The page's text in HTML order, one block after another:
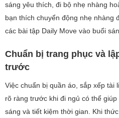
sáng yêu thích, đi bộ nhẹ nhàng
bạn thích chuyển động nhẹ nhàng
các bài tập Daily Move vào buổi
Chuẩn bị trang phục và
trước
Việc chuẩn bị quần áo, sắp xếp tài
rõ ràng trước khi đi ngủ có thể
sáng và tiết kiệm thời gian. Khi